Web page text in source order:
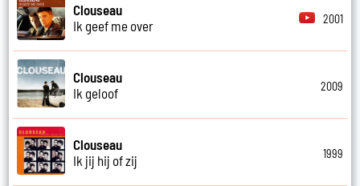
Clouseau
Ik geef me over
2001
Clouseau
Ik geloof
2009
Clouseau
Ik jij hij of zij
1999